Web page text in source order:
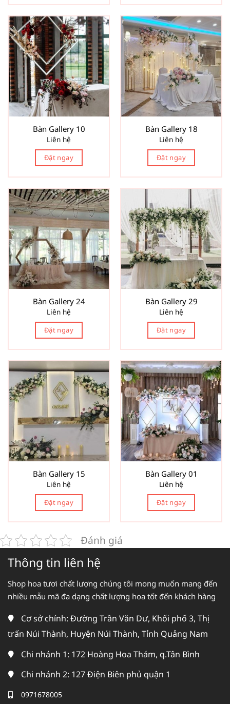
Bàn Gallery 10
Liên hệ
Đặt ngay
Bàn Gallery 18
Liên hệ
Đặt ngay
Bàn Gallery 24
Liên hệ
Đặt ngay
Bàn Gallery 29
Liên hệ
Đặt ngay
Bàn Gallery 15
Liên hệ
Đặt ngay
Bàn Gallery 01
Liên hệ
Đặt ngay
Đánh giá
Thông tin liên hệ
Shop hoa tươi chất lượng chúng tôi mong muốn mang đến
nhiều mẫu mã đa dạng chất lượng hoa tốt đến khách hàng
Cơ sở chính: Đường Trần Văn Dư, Khối phố 3, Thị
trấn Núi Thành, Huyện Núi Thành, Tỉnh Quảng Nam
Chi nhánh 1: 172 Hoàng Hoa Thám, q.Tân Bình
Chi nhánh 2: 127 Điện Biên phủ quận 1
0971678005